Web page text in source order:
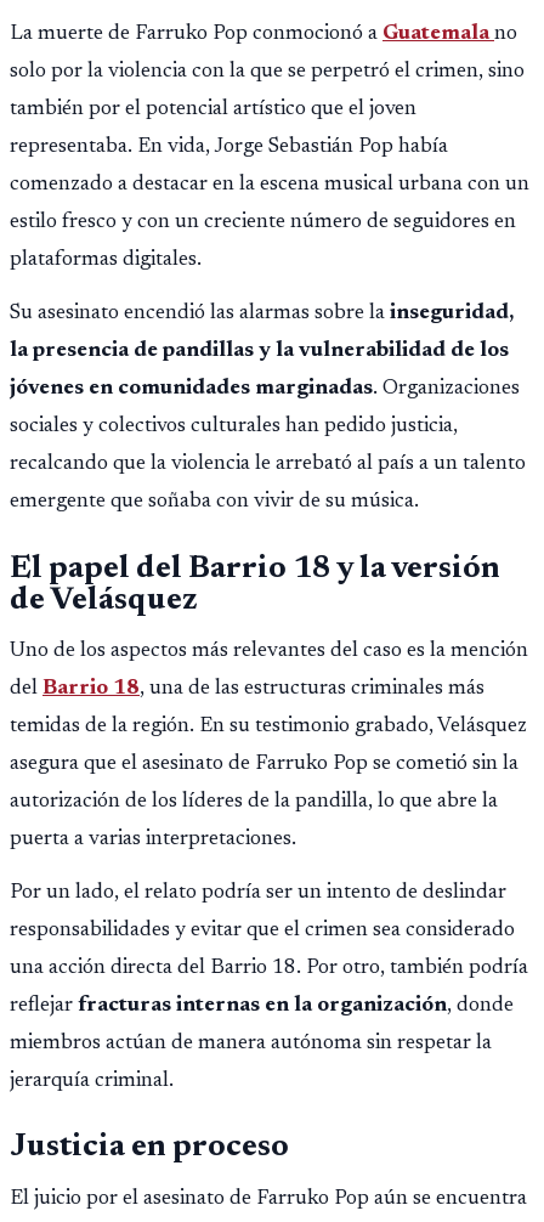
ilícita, terrorismo y sedición.
La muerte de Farruko Pop conmocionó a Guatemalano
solo por la violencia con la que se perpetró el crimen, sino
también por el potencial artístico que el joven
representaba. En vida, Jorge Sebastián Pop había
comenzado a destacar en la escena musical urbana con un
estilo fresco y con un creciente número de seguidores en
plataformas digitales.
Su asesinato encendió las alarmas sobre la inseguridad,
la presencia de pandillas y la vulnerabilidad de los
jóvenes en comunidades marginadas. Organizaciones
sociales y colectivos culturales han pedido justicia,
recalcando que la violencia le arrebató al país a un talento
emergente que soñaba con vivir de su música.
El papel del Barrio 18 y la versión
de Velásquez
Uno de los aspectos más relevantes del caso es la mención
del Barrio 18, una de las estructuras criminales más
temidas de la región. En su testimonio grabado, Velásquez
asegura que el asesinato de Farruko Pop se cometió sin la
autorización de los líderes de la pandilla, lo que abre la
puerta a varias interpretaciones.
Por un lado, el relato podría ser un intento de deslindar
responsabilidades y evitar que el crimen sea considerado
una acción directa del Barrio 18. Por otro, también podría
reflejar fracturas internas en la organización, donde
miembros actúan de manera autónoma sin respetar la
jerarquía criminal.
Justicia en proceso
El juicio por el asesinato de Farruko Pop aún se encuentra